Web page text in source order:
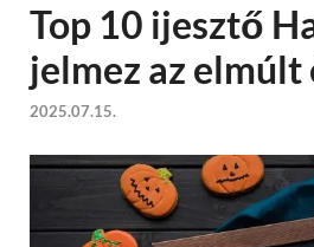
Top 10 ijesztő
jelmez az elmúlt
2025.07.15.